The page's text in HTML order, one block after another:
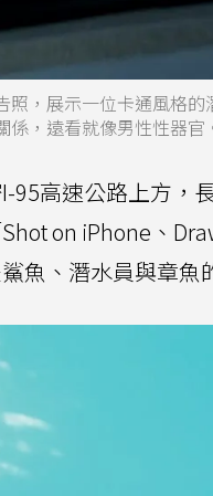
照，展示一位卡通風格
係，遠看就像男性性器官
95高速公路上方，
on iPhone、
魚、潛水員與章魚